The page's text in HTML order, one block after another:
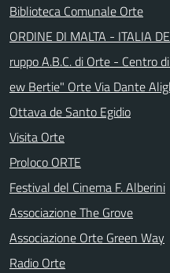
Biblioteca Comunale Orte
ORDINE DI MALTA - ITALIA
ruppo A.B.C. di Orte - Centro
ew Bertie" Orte Via Dante
Ottava de Santo Egidio
Visita Orte
Proloco ORTE
Festival del Cinema F. Alberini
Associazione The Grove
Associazione Orte Green Way
Radio Orte